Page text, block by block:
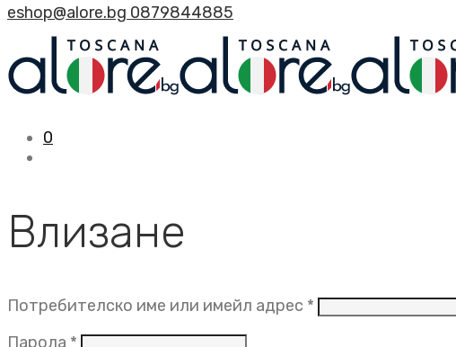
eshop@alore.bg 0879844885
0
Влизане
Потребителско име или имейл адрес * Задължително
Парола * Задължително